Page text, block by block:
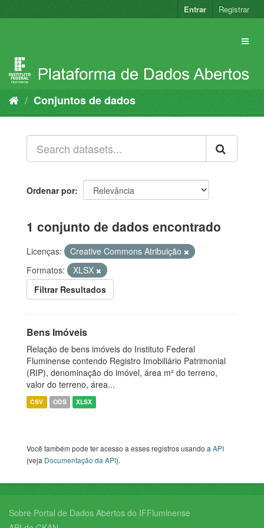
para
Entrar Registrar
Conjuntos de dados
Ordenar por
1 conjunto de dados encontrado
Licenças:
Creative Commons Atribuição
Formatos:
XLSX
Filtrar Resultados
Bens Imóveis
Relação de bens imóveis do Instituto Federal
Fluminense contendo Registro Imobiliário Patrimonial
(RIP), denominação do imóvel, área m² do terreno,
valor do terreno, área...
CSV ODS XLSX
Você também pode ter acesso a esses registros usando aAPI
(veja Documentação da API).
Sobre Portal de Dados Abertos do IFFluminense